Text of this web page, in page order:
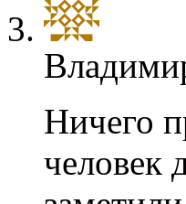
Ничего
человек